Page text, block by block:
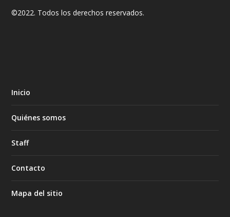
©2022. Todos los derechos reservados.
Inicio
Quiénes somos
Staff
Contacto
Mapa del sitio